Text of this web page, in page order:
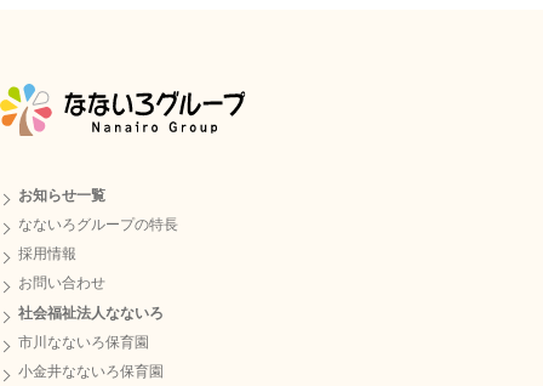
お知らせ一覧
なないろグループの特長
採用情報
お問い合わせ
社会福祉法人なないろ
市川なないろ保育園
小金井なないろ保育園